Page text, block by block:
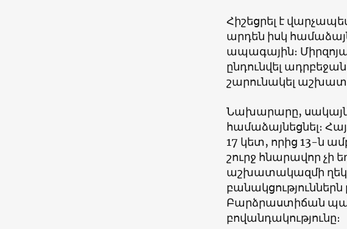
Հիշեցրել է
արդեն իսկ
ապագային։
ընդունվել
շարունակել
Նախարարը, սակայն,
համաձայնեցնել։
17 կետ, որից 13-ն
շուրջ հնարավոր չի
աշխատակազմի
Բարձրաստիճան
բովանդակությունը։